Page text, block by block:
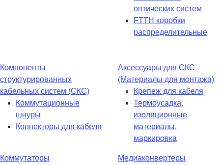
оптических систем
FTTH коробки
распределительные
Компоненты
структурированных
кабельных систем (СКС)
Коммутационные
шнуры
Коннекторы для кабеля
Аксессуары для СКС
(Материалы для монтажа)
Крепеж для кабеля
Термоусадка,
изоляционные
материалы,
маркировка
Коммутаторы
Медиаконвертеры